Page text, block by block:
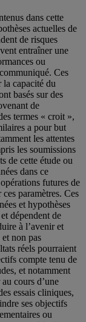
dans cette
actuelles de
de risques
entraîner une
ou
Ces
la capacité du
basés sur des
de
termes « croit »,
a pour but
les attentes
les soumissions
de cette étude ou
dans ce
futures de
paramètres. Ces
et hypothèses
dépendent de
à l’avenir et
non pas
réels pourraient
compte tenu de
et notamment
cours d’une
essais cliniques,
ses objectifs
ou